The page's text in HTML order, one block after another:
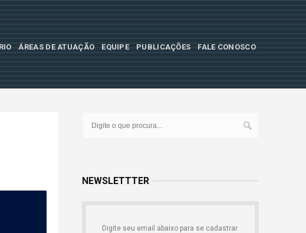
ÁREAS DE ATUAÇÃO EQUIPE PUBLICAÇÕES FALE CONOSCO
NEWSLETTTER
Digite seu email abaixo para se cadastrar.